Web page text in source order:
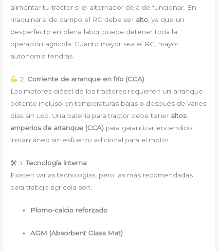
alimentar tu tractor si el alternador deja de funcionar. En
maquinaria de campo el RC debe ser alto , ya que un
desperfecto en plena labor puede detener toda la
operación agrícola. Cuanto mayor sea el RC, mayor
autonomía tendrás.
2. Corriente de arranque en frío (CCA)
Los motores diésel de los tractores requieren un arranque
potente incluso en temperaturas bajas o después de varios
días sin uso. Una batería para tractor debe tener altos
amperios de arranque (CCA) para garantizar encendido
instantáneo sin esfuerzo adicional para el motor.
🛠 3.Tecnología interna
Existen varias tecnologías, pero las más recomendadas
para trabajo agrícola son:
Plomo-calcio reforzado
AGM (Absorbent Glass Mat)